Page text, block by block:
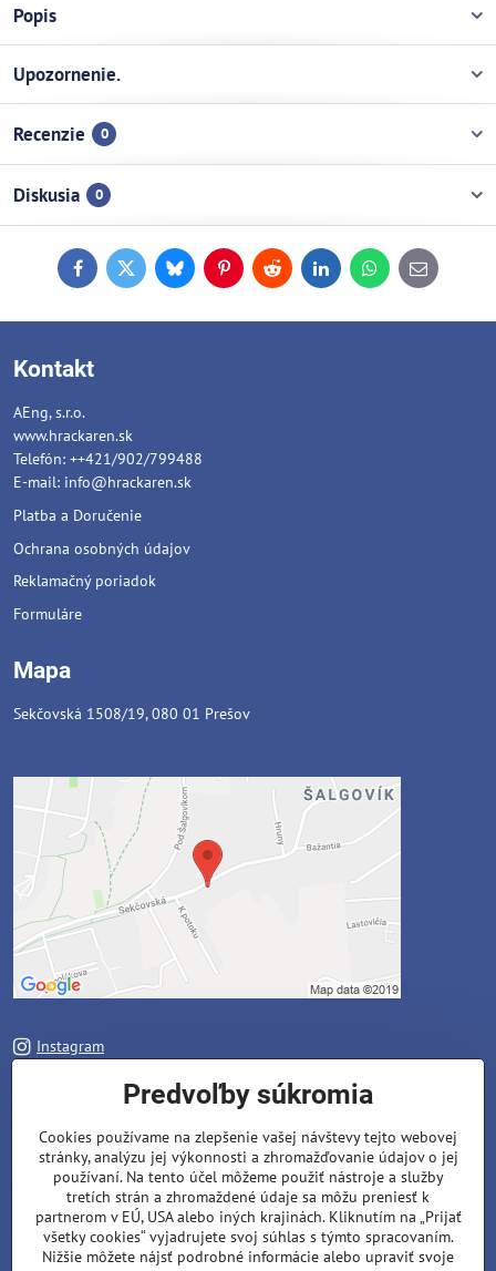
Popis
Upozornenie.
Recenzie 0
Diskusia 0
FacebookTwitterBlueskyPinterestReddit LinkedInWhatsApp
E-
mail
Kontakt
AEng, s.r.o.
www.hrackaren.sk
Telefón: ++421/902/799488
E-mail: info@hrackaren.sk
Platba a Doručenie
Ochrana osobných údajov
Reklamačný poriadok
Formuláre
Mapa
Sekčovská 1508/19, 080 01 Prešov
Instagram
Váš telefón*
Predvoľby súkromia
Cookies používame na zlepšenie vašej návštevy tejto webovej
stránky, analýzu jej výkonnosti a zhromažďovanie údajov o jej
používaní. Na tento účel môžeme použiť nástroje a služby
tretích strán a zhromaždené údaje sa môžu preniesť k
partnerom v EÚ, USA alebo iných krajinách. Kliknutím na „Prijať
všetky cookies“ vyjadrujete svoj súhlas s týmto spracovaním.
Nižšie môžete nájsť podrobné informácie alebo upraviť svoje